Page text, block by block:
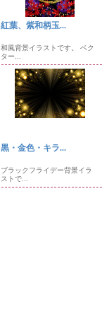
紅葉、紫和柄玉...
和風背景イラストです。 ベク
ター...
黒・金色・キラ...
ブラックフライデー背景イラ
ストで...